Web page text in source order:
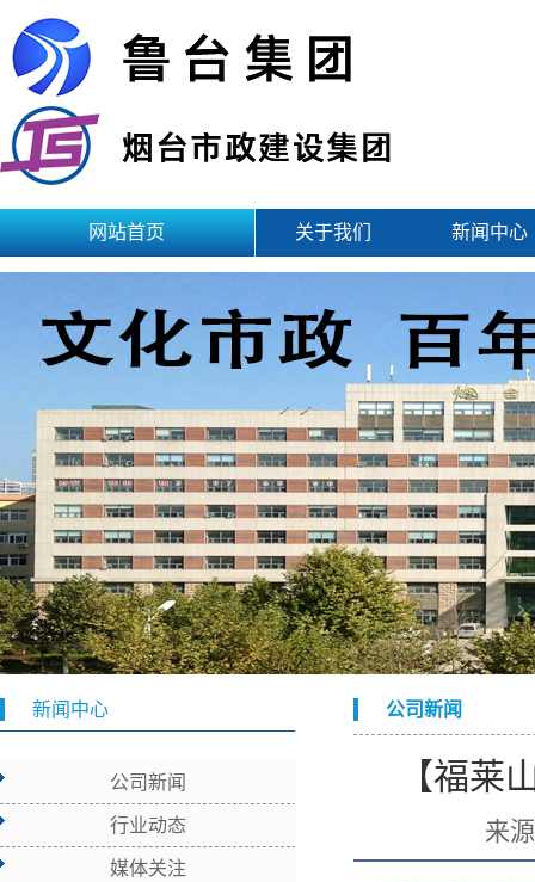
网站首页 关于我们 新闻中心
新闻中心
公司新闻
行业动态
媒体关注
公司新闻
【福莱
来